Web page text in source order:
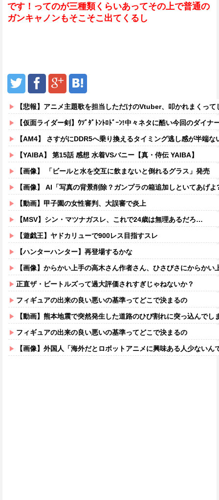
です！ってのが三種類くらいあってその上で普通の
ガンキャノンもそこそこ出てくるし
【悲報】アニメ主題歌を担当しただけのVtuber、叩かれまくって
【仮面ライダー剣】ｳｿﾞﾀﾞﾄﾝﾄﾛﾄﾞｰﾝ!中々ネタに酷い今回のダイナ
【AM4】 さすがにDDR5へ乗り換えるタイミング逃し感が半端な
【YAIBA】 第15話 感想 水着VSバニー【真・侍伝 YAIBA】
【画像】 「ビールと水を交互に飲まないと倒れるグラス」発売
【画像】 AI「写真の背景削除？ガンプラの箱追加しといてあげ
【動画】甲子園の女性審判、大誤審で炎上
【MSV】シン・マツナガスレ、これで24歳は無理あるだろ…
【遊戯王】ヤドカリューで900レス目指すスレ
【ハンターハンター】再登場するかな
【画像】からかい上手の高木さん作者さん、ひさびさにからかい上手の高木
正直ザ・ビートルズって過大評価されすぎじゃねないか？
フィギュアの出来の良い悪いの基準ってどこで決まるの
【動画】熊本地震で突然発生した道路のひび割れに突っ込んでし
フィギュアの出来の良い悪いの基準ってどこで決まるの
【画像】外国人「海外だとロボットアニメに興味ある人少ないん